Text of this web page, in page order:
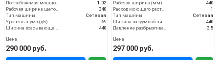
Потребляемая мощность (кВт)
1.02
Рабочая ширина щеток (мм)
340
Тип машины
Сетевая
Уровень шума (дБ)
69
Ширина всасывающей балки (мм)
440
Цена
290 000 руб.
Рабочая ширина (мм)
440
Расход моющего раствора (л/мин)
1
Тип машины
Сетевая
Ширина вакуумной чистки (мм)
440
Давление разбрызгивания моющего раствора (бар)
3.5
Цена
297 000 руб.